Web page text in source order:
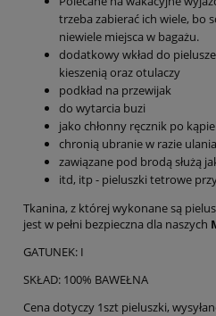
trzeba zabierać ich wiele, bo
niewiele miejsca w bagażu.
dodatkowy wkład do
kieszenią oraz otulaczy
podkład na przewijak
do wytarcia buzi
jako chłonny ręcznik po
chronią ubranie w razie ulania
zawiązane pod brodą służą
itd, itp - pieluszki tetrowe
Tkanina, z której wykonane są
jest w pełni bezpieczna dla naszych
GATUNEK: I
SKŁAD: 100% BAWEŁNA
Cena dotyczy 1szt pieluszki,